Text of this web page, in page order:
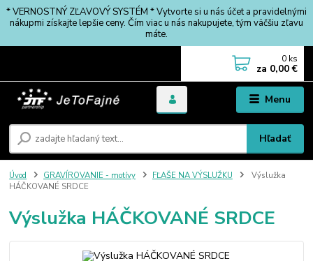
* VERNOSTNÝ ZĽAVOVÝ SYSTÉM * Vytvorte si u nás účet a pravidelnými
nákupmi získajte lepšie ceny. Čím viac u nás nakupujete, tým väčšiu zľavu
máte.
Menu
Hľadať
0 ks
za 0,00 €
Úvod GRAVÍROVANIE - motívy FĽAŠE NA VÝSLUŽKU
Výslužka
HÁČKOVANÉ SRDCE
Výslužka HÁČKOVANÉ SRDCE